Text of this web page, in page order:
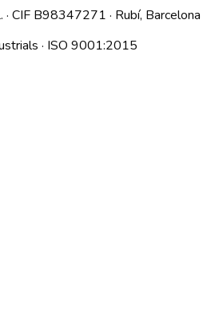
· CIF B98347271 · Rubí, Barcelona
· ISO 9001:2015